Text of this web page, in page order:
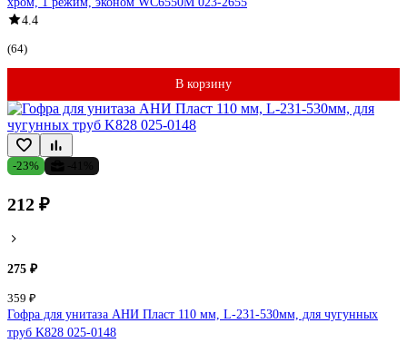
4.4
(64)
В корзину
-23%
212 ₽
275 ₽
359 ₽
Гофра для унитаза АНИ Пласт 110 мм, L-231-530мм, для чугунных
труб K828 025-0148